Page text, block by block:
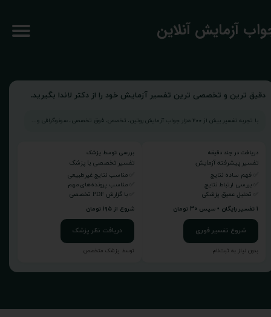
آزمایش آنلاین
دقیق ترین و تخصصی ترین تفسیر آزمایش خود را از دکتر لاندا بگیرید.
با تجربه تفسیر بیش از ۲۰۰ هزار جواب آزمایش روتین، تخصص، فوق تخصصی، سونوگرافی و...
دریافت در چند دقیقه
تفسیر پیشرفته آزمایش
✅ فهم ساده نتایج
✅ بررسی ارتباط نتایج
✅ تحلیل عمیق پزشکی
۱ تفسیر رایگان • سپس ۳۰ تومان
شروع تفسیر فوری
بدون نیاز به ثبت‌نام
بررسی توسط پزشک
تفسیر تخصصی با پزشک
✅ مناسب نتایج غیرطبیعی
✅ مناسب پرونده‌های مهم
✅ با گزارش PDF تخصصی
شروع از ۱۹۵ تومان
دریافت نظر پزشک
توسط پزشک متخصص